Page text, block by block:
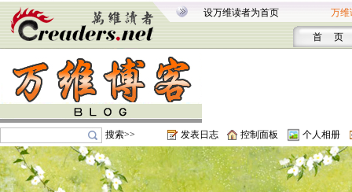
设万维读者为首页 万维
首 页
搜索>> 发表日志 控制面板 个人相册